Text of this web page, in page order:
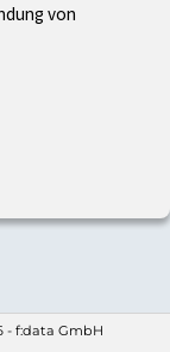
- f:data GmbH
von